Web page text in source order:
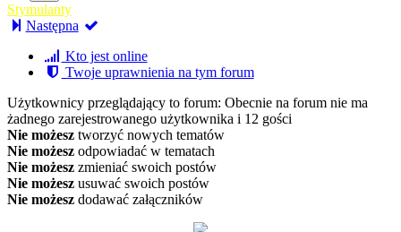
Stymulanty
Następna
Kto jest online
Twoje uprawnienia na tym forum
Użytkownicy przeglądający to forum: Obecnie na forum nie ma
żadnego zarejestrowanego użytkownika i 12 gości
Nie możesz tworzyć nowych tematów
Nie możesz odpowiadać w tematach
Nie możesz zmieniać swoich postów
Nie możesz usuwać swoich postów
Nie możesz dodawać załączników